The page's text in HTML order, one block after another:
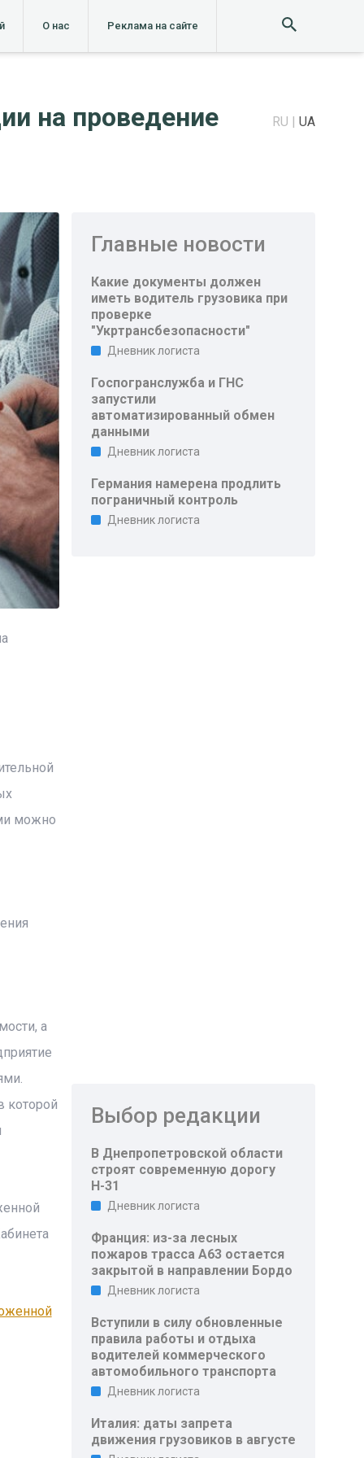
О нас Реклама на сайте
на проведение
RU UA
можно
а
которой
Главные новости
Какие документы должен
иметь водитель грузовика при
проверке
"Укртрансбезопасности"
Дневник логиста
Госпогранслужба и ГНС
запустили
автоматизированный обмен
данными
Дневник логиста
Германия намерена продлить
пограничный контроль
Дневник логиста
Выбор редакции
В Днепропетровской области
строят современную дорогу
Н-31
Дневник логиста
Франция: из-за лесных
пожаров трасса A63 остается
закрытой в направлении Бордо
Дневник логиста
Вступили в силу обновленные
правила работы и отдыха
водителей коммерческого
автомобильного транспорта
Дневник логиста
Италия: даты запрета
движения грузовиков в августе